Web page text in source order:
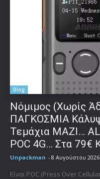
Blog
Νόμιμος (Χωρίς
ΠΑΓΚΟΣΜΙΑ
Τεμάχια ΜΑΖΙ…
POC 4G… Στα
Unpackman - 8 Αυγούστου 2026
Είναι POC (Press Over